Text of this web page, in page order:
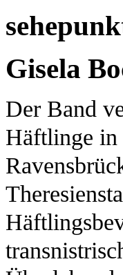
Gisela
Der Band
Häftlinge in